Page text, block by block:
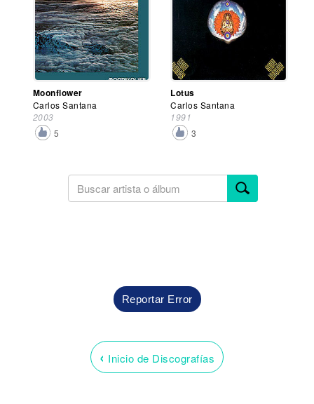
Moonflower
Carlos Santana
2003
5
Lotus
Carlos Santana
1991
3
Reportar Error
‹ Inicio de Discografías